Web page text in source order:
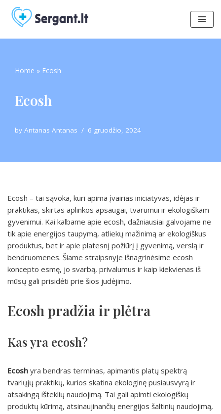
Skip
to
Home » Ecosh
Ecosh
by Antanas Antanas 6 gruodžio, 2024
Ecosh – tai sąvoka, kuri apima įvairias iniciatyvas, idėjas ir
praktikas, skirtas aplinkos apsaugai, tvarumui ir ekologiškam
gyvenimui. Kai kalbame apie ecosh, dažniausiai galvojame ne
tik apie energijos taupymą, atliekų mažinimą ar ekologiškus
produktus, bet ir apie platesnį požiūrį į gyvenimą, verslą ir
bendruomenes. Šiame straipsnyje išnagrinėsime ecosh
koncepto esmę, jo svarbą, privalumus ir kaip kiekvienas iš
mūsų gali prisidėti prie šios judėjimo.
Ecosh pradžia ir plėtra
Kas yra ecosh?
Ecosh yra bendras terminas, apimantis platų spektrą
tvariųjų praktikų, kurios skatina ekologinę pusiausvyrą ir
atsakingą išteklių naudojimą. Tai gali apimti ekologiškų
produktų kūrimą, atsinaujinančių energijos šaltinių naudojimą,